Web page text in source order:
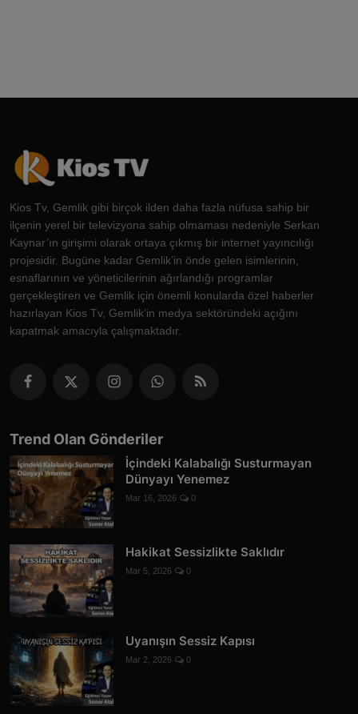
Kios Tv, Gemlik gibi birçok ilden daha fazla nüfusa sahip bir
ilçenin yerel bir televizyona sahip olmaması nedeniyle Serkan
Kaynar’ın girişimi olarak ortaya çıkmış bir internet yayıncılığı
projesidir. Bugüne kadar Gemlik’in önde gelen isimlerinin,
esnaflarının ve yöneticilerinin ağırlandığı programlar
gerçekleştiren ve Gemlik için önemli konularda özel haberler
hazırlayan Kios Tv, Gemlik’in medya sektöründeki açığını
kapatmak amacıyla çalışmaktadır.
Trend Olan Gönderiler
İçindeki Kalabalığı Susturmayan
Dünyayı Yenemez
Mar 16, 2026 0
Hakikat Sessizlikte Saklıdır
Mar 5, 2026 0
Uyanışın Sessiz Kapısı
Mar 2, 2026 0